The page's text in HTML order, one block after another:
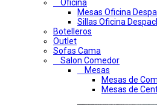
Oficina
Mesas Oficina
Sillas Oficina
Botelleros
Outlet
Sofas Cama
Salon Comedor
Mesas
Mesas de
Mesas de